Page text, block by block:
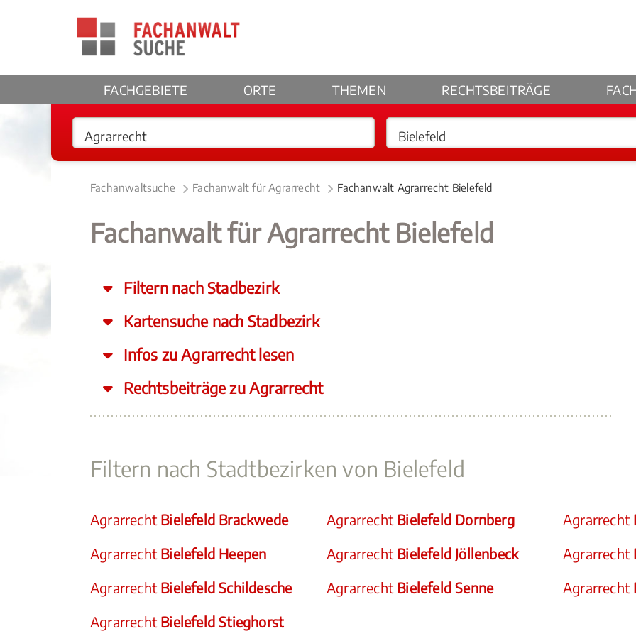
FACHGEBIETE ORTE THEMEN RECHTSBEITRÄGE
Fachanwaltsuche Fachanwalt für Agrarrecht Fachanwalt Agrarrecht Bielefeld
Fachanwalt für Agrarrecht Bielefeld
Filtern nach Stadbezirk
Kartensuche nach Stadbezirk
Infos zu Agrarrecht lesen
Rechtsbeiträge zu Agrarrecht
Filtern nach Stadtbezirken von Bielefeld
Agrarrecht Bielefeld Brackwede Agrarrecht Bielefeld Dornberg Agrarrecht
Agrarrecht Bielefeld Heepen Agrarrecht Bielefeld Jöllenbeck Agrarrecht
Agrarrecht Bielefeld Schildesche Agrarrecht Bielefeld Senne Agrarrecht
Agrarrecht Bielefeld Stieghorst